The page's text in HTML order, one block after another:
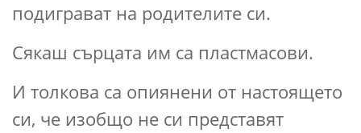
подиграват на родителите си.
Сякаш сърцата им са пластмасови.
И толкова са опиянени от настоящето
си, че изобщо не си представят